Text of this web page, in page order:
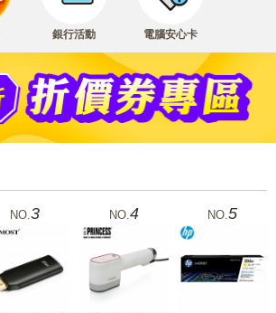
銀行活動 電腦安心卡
NO.3 NO. 4 NO.5